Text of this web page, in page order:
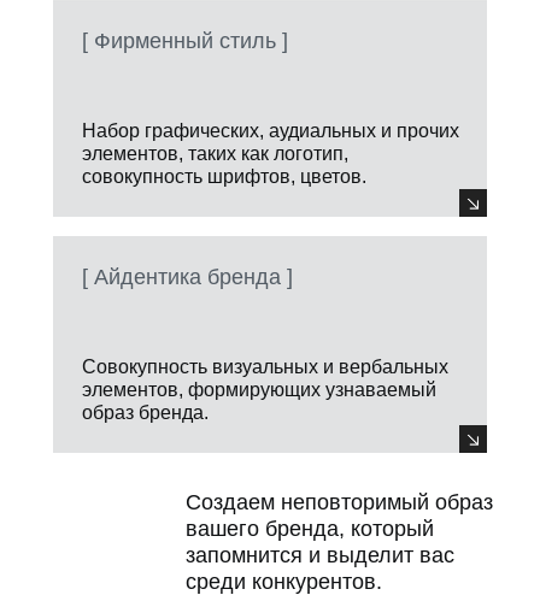
Совокупность визуальных и вербальных
элементов, формирующих узнаваемый
образ бренда.
[ Айдентика бренда ]
Набор графических, аудиальных и прочих
элементов, таких как логотип,
совокупность шрифтов, цветов.
[ Фирменный стиль ]
Создаем неповторимый образ
вашего бренда, который
запомнится и выделит вас
среди конкурентов.